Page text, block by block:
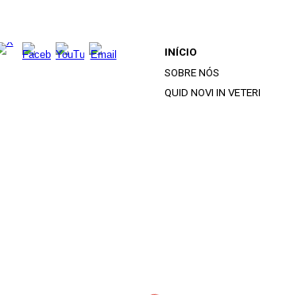
INÍCIO
SOBRE NÓS
QUID NOVI IN VETERI